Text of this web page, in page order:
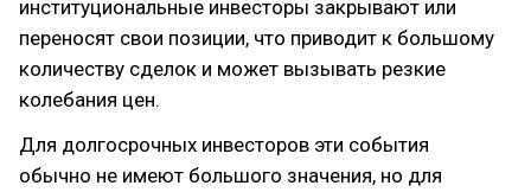
институциональные инвесторы закрывают или
переносят свои позиции, что приводит к большому
количеству сделок и может вызывать резкие
колебания цен.
Для долгосрочных инвесторов эти события
обычно не имеют большого значения, но для